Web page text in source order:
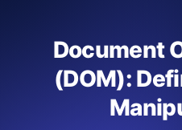
Document
(DOM):